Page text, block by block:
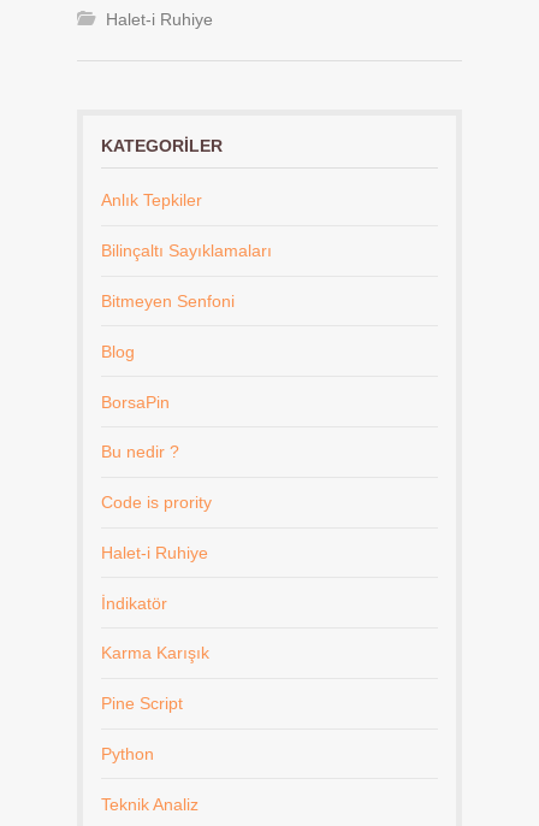
Halet-i Ruhiye
KATEGORILER
Anlık Tepkiler
Bilinçaltı Sayıklamaları
Bitmeyen Senfoni
Blog
BorsaPin
Bu nedir ?
Code is prority
Halet-i Ruhiye
İndikatör
Karma Karışık
Pine Script
Python
Teknik Analiz